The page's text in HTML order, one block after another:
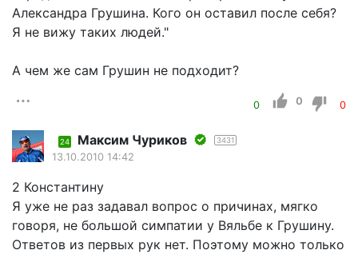
Александра Грушина. Кого он оставил после себя?
Я не вижу таких людей."
А чем же сам Грушин не подходит?
0 0 0
24 Максим Чуриков 3431
13.10.2010 14:42
2 Константину
Я уже не раз задавал вопрос о причинах, мягко
говоря, не большой симпатии у Вяльбе к Грушину.
Ответов из первых рук нет. Поэтому можно только